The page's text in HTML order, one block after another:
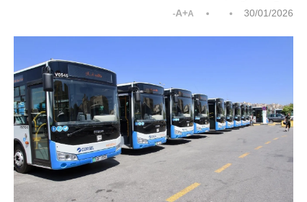
30/01/2026
A+A-